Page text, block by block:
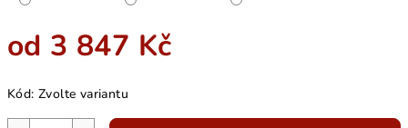
od 3 847 Kč
cena:
Kód: Zvolte variantu